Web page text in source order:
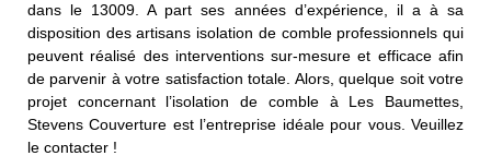
dans le 13009. A part ses années d’expérience, il a à sa
disposition des artisans isolation de comble professionnels qui
peuvent réalisé des interventions sur-mesure et efficace afin
de parvenir à votre satisfaction totale. Alors, quelque soit votre
projet concernant l’isolation de comble à Les Baumettes,
Stevens Couverture est l’entreprise idéale pour vous. Veuillez
le contacter !